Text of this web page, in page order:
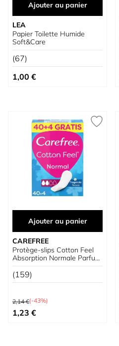
Ajouter au panier
LEA
Papier Toilette Humide
Soft&Care
(67)
1,00 €
Ajouter au panier
CAREFREE
Protège-slips Cotton Feel
Absorption Normale Parfum
Frais
(159)
Prix normal
2,14 €(-43%)
Prix spécial
1,23 €